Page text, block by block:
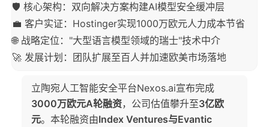
🛡️ 核心架构：双向解决方案构建AI模型安全缓冲层
💼 客户实证：Hostinger实现1000万欧元人力成本节省
🌐 战略定位："大型语言模型领域的瑞士"技术中介
🚀 发展计划：团队扩展至百人并加速欧美市场落地
立陶宛人工智能安全平台Nexos.ai宣布完成
3000万欧元A轮融资，公司估值攀升至3亿欧
元。本轮融资由Index Ventures与Evantic